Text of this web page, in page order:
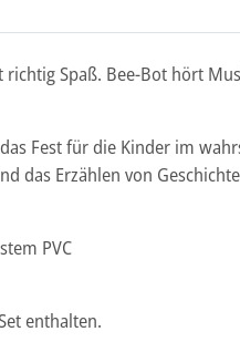
Spaß. Bee-Bot hört
Fest für die Kinder im
das Erzählen von
PVC
enthalten.